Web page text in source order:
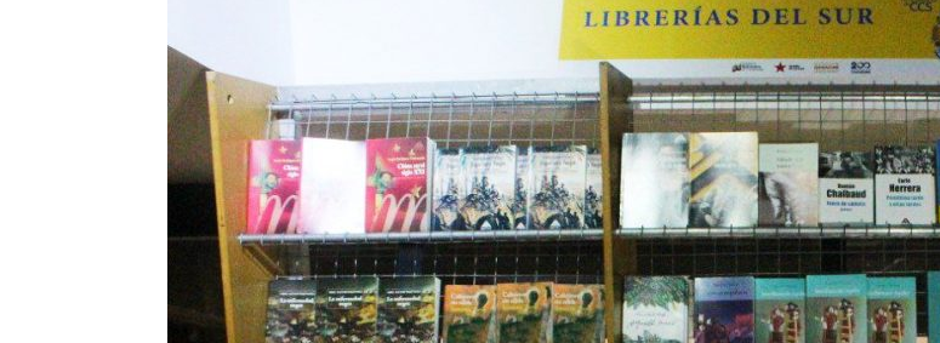
Sur